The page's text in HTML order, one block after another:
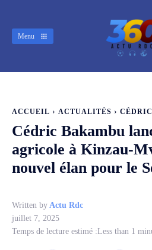
Menu
ACCUEIL ACTUALITÉS
Cédric Bakambu
agricole à Kinzau-
nouvel élan pour le
Written by Actu Rdc
juillet 7, 2025
Temps de lecture estimé :Less than 1